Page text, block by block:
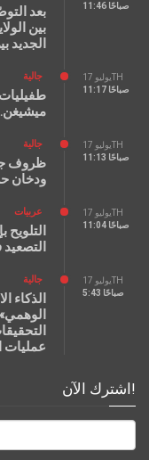
11:46 صباحًا
بعد
بين
الجديد
يوليو 17TH
11:17 صباحًا
جالية
يوليو 17TH
11:13 صباحًا
جالية
ظروف
ودخان
يوليو 17TH
11:04 صباحًا
عربيات
يوليو 17TH
5:43 صباحًا
جالية
الذكاء
عمليات
اشترك الآن!